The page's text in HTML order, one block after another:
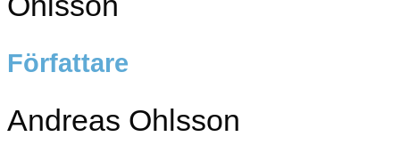
Författare
Andreas Ohlsson